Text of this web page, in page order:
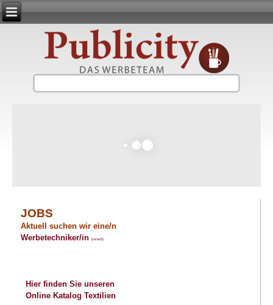
JOBS
Aktuell suchen wir eine/n
Werbetechniker/in(m/w/d)
Hier finden Sie unseren
Online KatalogTextilien